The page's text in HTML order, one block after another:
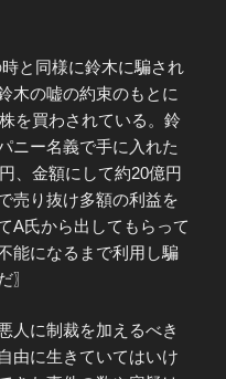
と同様に鈴木に騙され
木の嘘の約束のもとに
を買わされている。鈴
ニー名義で手に入れた
、金額にして約20億円
売り抜け多額の利益を
A氏から出してもらって
能になるまで利用し騙
〗
人に制裁を加えるべき
由に生きていてはいけ